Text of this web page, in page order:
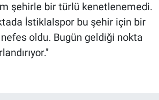
şehirle bir türlü kenetlenemedi.
İstiklalspor bu şehir için bir
oldu. Bugün geldiği nokta